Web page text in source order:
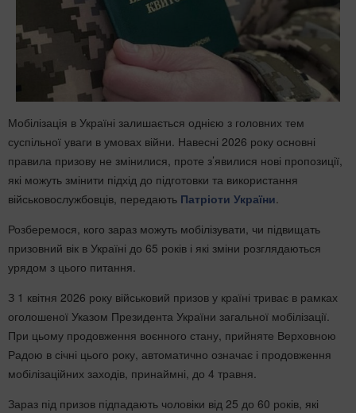
Мобілізація в Україні залишається однією з головних тем
суспільної уваги в умовах війни. Навесні 2026 року основні
правила призову не змінилися, проте з’явилися нові пропозиції,
які можуть змінити підхід до підготовки та використання
військовослужбовців, передають Патріоти України.
Розберемося, кого зараз можуть мобілізувати, чи підвищать
призовний вік в Україні до 65 років і які зміни розглядаються
урядом з цього питання.
З 1 квітня 2026 року військовий призов у країні триває в рамках
оголошеної Указом Президента України загальної мобілізації.
При цьому продовження воєнного стану, прийняте Верховною
Радою в січні цього року, автоматично означає і продовження
мобілізаційних заходів, принаймні, до 4 травня.
Зараз під призов підпадають чоловіки від 25 до 60 років, які